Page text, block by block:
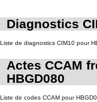
Diagnostics
Liste de diagnostics CIM10 pour
Actes CCAM
HBGD080
Liste de codes CCAM pour